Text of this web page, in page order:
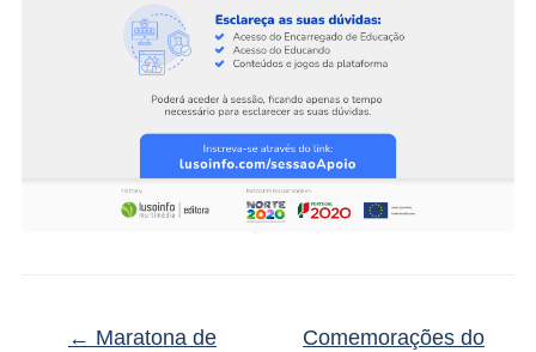
← Maratona de
Comemorações do